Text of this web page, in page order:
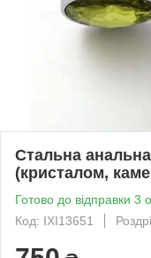
Стальна
(кристалом,
Готово до відправки 3
Код: IXI13651